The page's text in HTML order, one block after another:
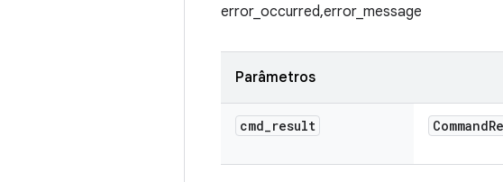
error_occurred,error_message
Parâmetros
cmd_result Command